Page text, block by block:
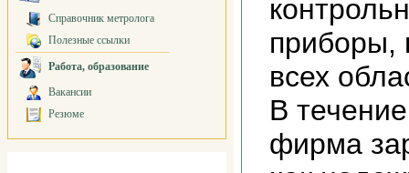
Справочник метролога
Полезные ссылки
Работа, образование
Вакансии
Резюме
приборы,
всех
В
фирма